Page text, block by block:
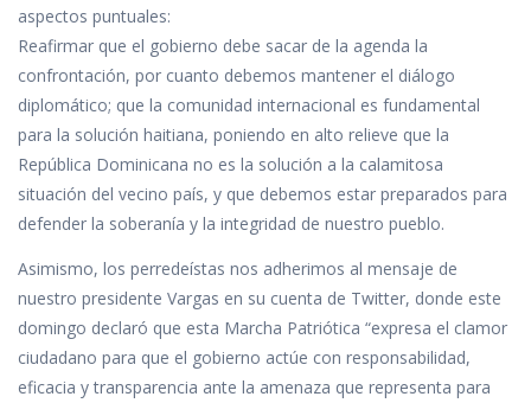
aspectos puntuales:
Reafirmar que el gobierno debe sacar de la agenda la
confrontación, por cuanto debemos mantener el diálogo
diplomático; que la comunidad internacional es fundamental
para la solución haitiana, poniendo en alto relieve que la
República Dominicana no es la solución a la calamitosa
situación del vecino país, y que debemos estar preparados para
defender la soberanía y la integridad de nuestro pueblo.
Asimismo, los perredeístas nos adherimos al mensaje de
nuestro presidente Vargas en su cuenta de Twitter, donde este
domingo declaró que esta Marcha Patriótica “expresa el clamor
ciudadano para que el gobierno actúe con responsabilidad,
eficacia y transparencia ante la amenaza que representa para